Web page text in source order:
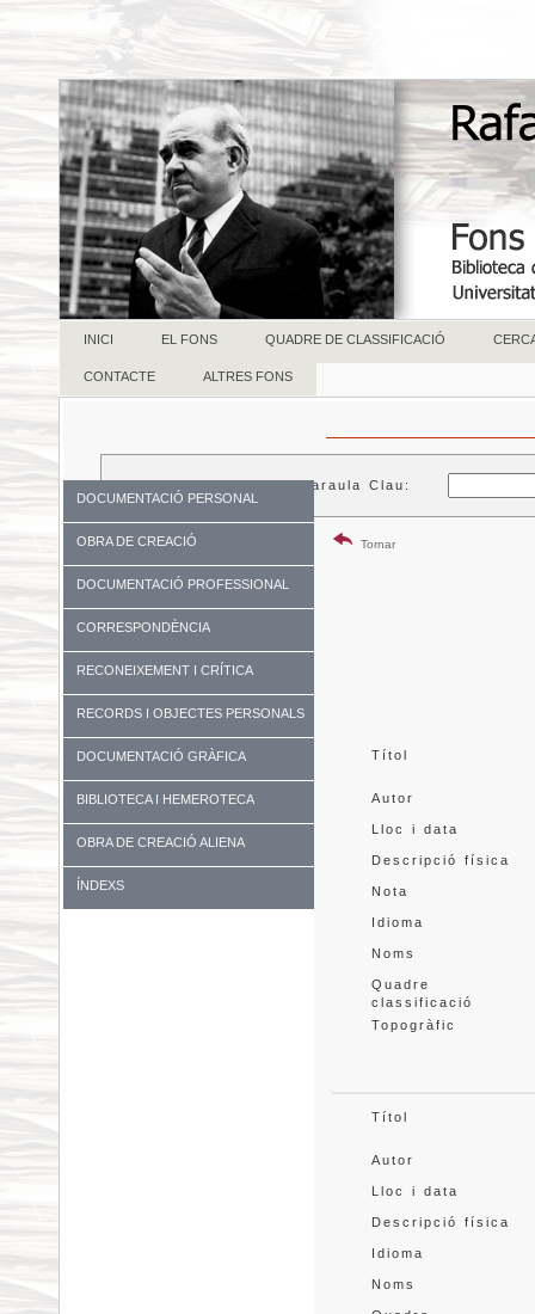
INICI EL FONS QUADRE DE CLASSIFICACIÓ
CONTACTE ALTRES FONS
DOCUMENTACIÓ PERSONAL
OBRA DE CREACIÓ
DOCUMENTACIÓ PROFESSIONAL
CORRESPONDÈNCIA
RECONEIXEMENT I CRÍTICA
RECORDS I OBJECTES PERSONALS
DOCUMENTACIÓ GRÀFICA
BIBLIOTECA I HEMEROTECA
OBRA DE CREACIÓ ALIENA
ÍNDEXS
Paraula Clau:
Tornar
Títol
Autor
Lloc i data
Descripció física
Nota
Idioma
Noms
Quadre
classificació
Topogràfic
Títol
Autor
Lloc i data
Descripció física
Idioma
Noms